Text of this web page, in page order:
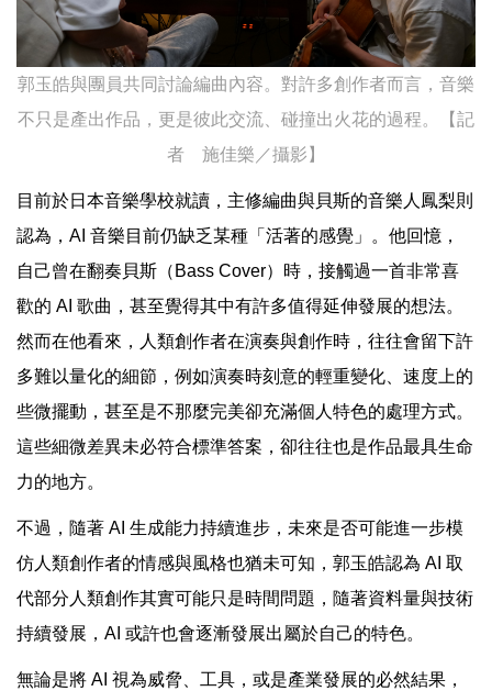
郭玉皓與團員共同討論編曲內容。對許多創作者而言，音樂
不只是產出作品，更是彼此交流、碰撞出火花的過程。【記
者 施佳樂／攝影】
目前於日本音樂學校就讀，主修編曲與貝斯的音樂人鳳梨則
認為，AI 音樂目前仍缺乏某種「活著的感覺」。他回憶，
自己曾在翻奏貝斯（Bass Cover）時，接觸過一首非常喜
歡的 AI 歌曲，甚至覺得其中有許多值得延伸發展的想法。
然而在他看來，人類創作者在演奏與創作時，往往會留下許
多難以量化的細節，例如演奏時刻意的輕重變化、速度上的
些微擺動，甚至是不那麼完美卻充滿個人特色的處理方式。
這些細微差異未必符合標準答案，卻往往也是作品最具生命
力的地方。
不過，隨著 AI 生成能力持續進步，未來是否可能進一步模
仿人類創作者的情感與風格也猶未可知，郭玉皓認為 AI 取
代部分人類創作其實可能只是時間問題，隨著資料量與技術
持續發展，AI 或許也會逐漸發展出屬於自己的特色。
無論是將 AI 視為威脅、工具，或是產業發展的必然結果，